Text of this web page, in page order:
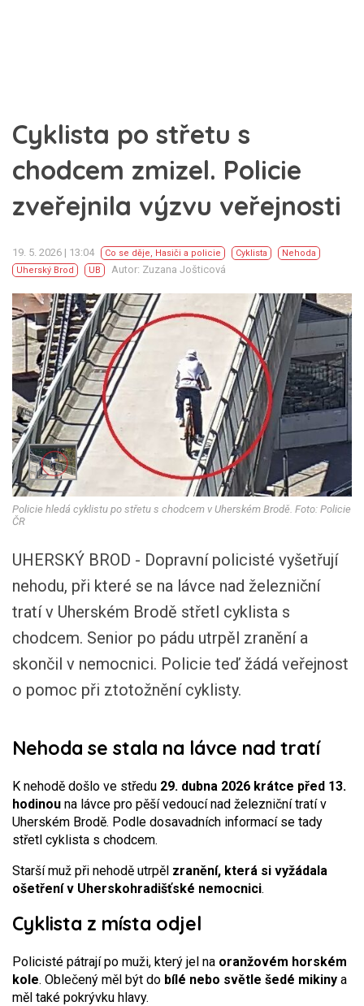
Cyklista po střetu s
chodcem zmizel. Policie
zveřejnila výzvu veřejnosti
19. 5. 2026 | 13:04 Co se děje, Hasiči a policie Cyklista
Nehoda
Uherský Brod
UB Autor: Zuzana Jošticová
Policie hledá cyklistu po střetu s chodcem v Uherském Brodě. Foto: Policie
ČR
UHERSKÝ BROD - Dopravní policisté vyšetřují
nehodu, při které se na lávce nad železniční
tratí v Uherském Brodě střetl cyklista s
chodcem. Senior po pádu utrpěl zranění a
skončil v nemocnici. Policie teď žádá veřejnost
o pomoc při ztotožnění cyklisty.
Nehoda se stala na lávce nad tratí
K nehodě došlo ve středu 29. dubna 2026 krátce před 13.
hodinou na lávce pro pěší vedoucí nad železniční tratí v
Uherském Brodě. Podle dosavadních informací se tady
střetl cyklista s chodcem.
Starší muž při nehodě utrpěl zranění, která si vyžádala
ošetření v Uherskohradišťské nemocnici.
Cyklista z místa odjel
Policisté pátrají po muži, který jel na oranžovém horském
kole. Oblečený měl být do bílé nebo světle šedé mikiny a
měl také pokrývku hlavy.